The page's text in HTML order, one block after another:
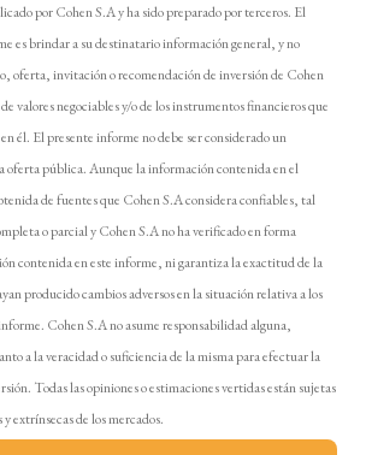
por Cohen S.A y ha sido preparado por terceros. El
es brindar a su destinatario información general, y no
oferta, invitación o recomendación de inversión de Cohen
valores negociables y/o de los instrumentos financieros que
él. El presente informe no debe ser considerado un
oferta pública. Aunque la información contenida en el
de fuentes que Cohen S.A considera confiables, tal
o parcial y Cohen S.A no ha verificado en forma
contenida en este informe, ni garantiza la exactitud de la
producido cambios adversos en la situación relativa a los
Cohen S.A no asume responsabilidad alguna,
a la veracidad o suficiencia de la misma para efectuar la
Todas las opiniones o estimaciones vertidas están sujetas
extrínsecas de los mercados.